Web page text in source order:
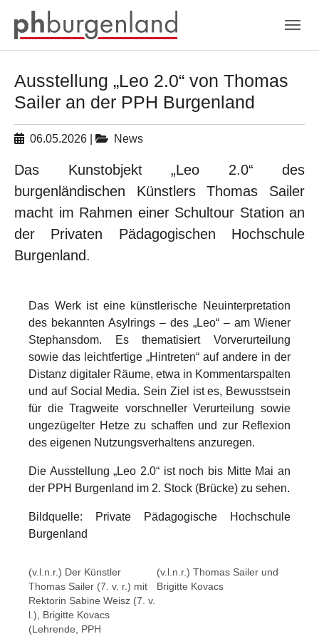
Ausstellung „Leo 2.0“ von Thomas
Sailer an der PPH Burgenland
06.05.2026 News
Das Kunstobjekt „Leo 2.0“ des
burgenländischen Künstlers Thomas Sailer
macht im Rahmen einer Schultour Station an
der Privaten Pädagogischen Hochschule
Burgenland.
Das Werk ist eine künstlerische Neuinterpretation
des bekannten Asylrings – des „Leo“ – am Wiener
Stephansdom. Es thematisiert Vorverurteilung
sowie das leichtfertige „Hintreten“ auf andere in der
Distanz digitaler Räume, etwa in Kommentarspalten
und auf Social Media. Sein Ziel ist es, Bewusstsein
für die Tragweite vorschneller Verurteilung sowie
ungezügelter Hetze zu schaffen und zur Reflexion
des eigenen Nutzungsverhaltens anzuregen.
Die Ausstellung „Leo 2.0“ ist noch bis Mitte Mai an
der PPH Burgenland im 2. Stock (Brücke) zu sehen.
Bildquelle: Private Pädagogische Hochschule
Burgenland
Show larger version
(v.l.n.r.) Der Künstler
Thomas Sailer (7. v. r.) mit
Rektorin Sabine Weisz (7. v.
l.), Brigitte Kovacs
(Lehrende, PPH
Show larger version
(v.l.n.r.) Thomas Sailer und
Brigitte Kovacs